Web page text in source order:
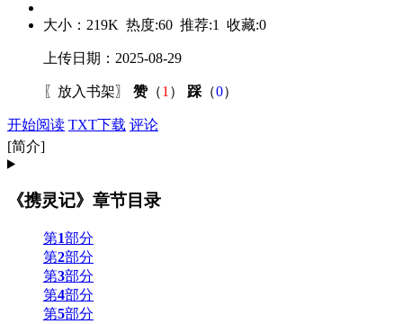
大小： 219K 热度:60 推荐:1 收藏:0
上传日期：2025-08-29
〖 放入书架〗 赞（1 ） 踩 （0）
开始阅读 TXT下载 评论
[简介]
《携灵记》章节目录
第1部分
第2部分
第3部分
第4部分
第5部分